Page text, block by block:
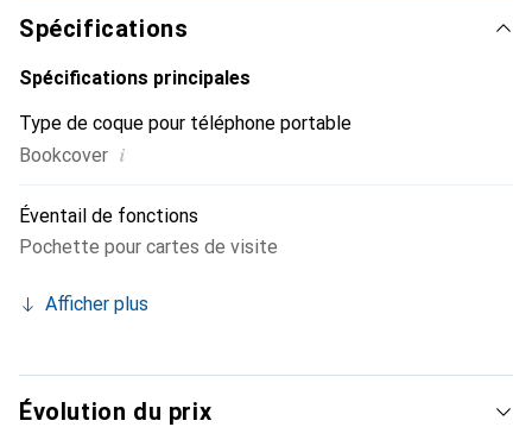
exigeante.
Spécifications
Spécifications principales
Type de coque pour téléphone portable
Bookcover i
Éventail de fonctions
Pochette pour cartes de visite
Afficher plus
Évolution du prix